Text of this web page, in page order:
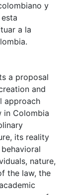
y
a la
a proposal
and
approach
in Colombia
its reality
nature,
the law, the